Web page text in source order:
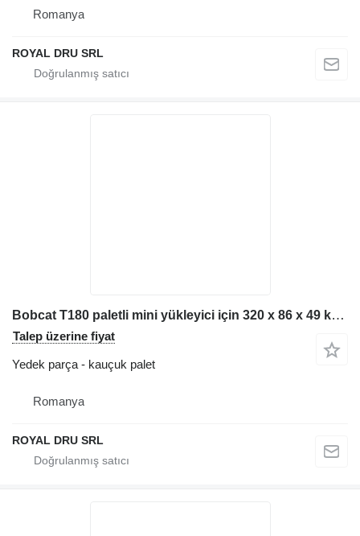
Romanya
ROYAL DRU SRL
Bobcat T180 paletli mini yükleyici için 320 x 86 x 49 kauçuk palet
Talep üzerine fiyat
Yedek parça - kauçuk palet
Romanya
ROYAL DRU SRL